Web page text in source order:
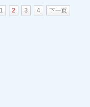
1 2 3 4 下一页